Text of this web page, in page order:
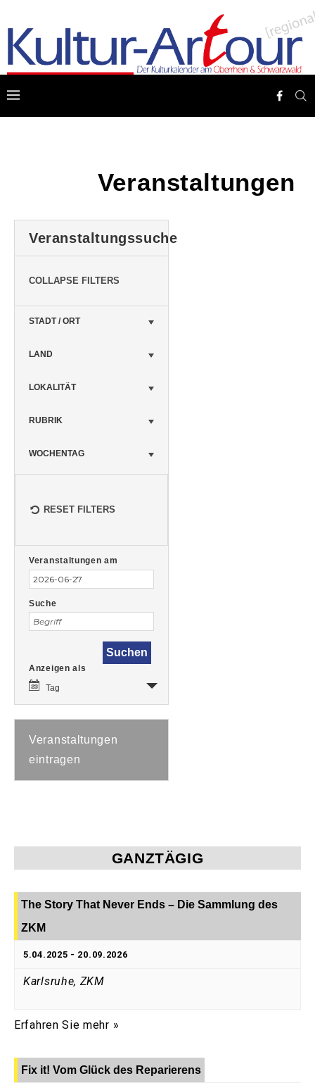
Veranstaltungen
Veranstaltungssuche
COLLAPSE FILTERS
STADT / ORT
LAND
LOKALITÄT
RUBRIK
WOCHENTAG
RESET FILTERS
Suche
und
Navigation
SucheVeranstaltungen am
Suche
Veranstaltung
Navigation
Anzeigen als
Tag
Veranstaltungen
eintragen
GANZTÄGIG
The Story That Never Ends – Die Sammlung des
ZKM
5.04.2025 - 20.09.2026
Karlsruhe, ZKM
Erfahren Sie mehr »
Fix it! Vom Glück des Reparierens